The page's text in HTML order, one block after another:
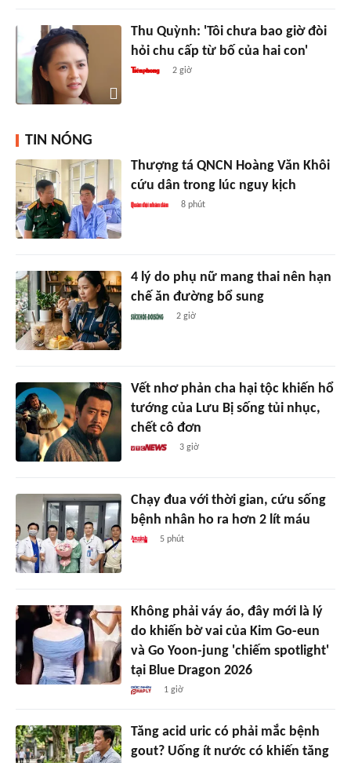
Thu Quỳnh: 'Tôi chưa bao giờ đòi
hỏi chu cấp từ bố của hai con'
2 giờ
TIN NÓNG
Thượng tá QNCN Hoàng Văn Khôi
cứu dân trong lúc nguy kịch
8 phút
4 lý do phụ nữ mang thai nên hạn
chế ăn đường bổ sung
2 giờ
Vết nhơ phản cha hại tộc khiến hổ
tướng của Lưu Bị sống tủi nhục,
chết cô đơn
3 giờ
Chạy đua với thời gian, cứu sống
bệnh nhân ho ra hơn 2 lít máu
5 phút
Không phải váy áo, đây mới là lý
do khiến bờ vai của Kim Go-eun
và Go Yoon-jung 'chiếm spotlight'
tại Blue Dragon 2026
1 giờ
Tăng acid uric có phải mắc bệnh
gout? Uống ít nước có khiến tăng